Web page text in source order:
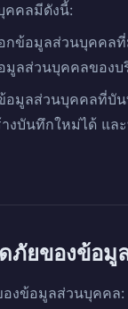
คคลมีดังนี้:
กข้อมูลส่วนบุคคล
มูลส่วนบุคคลของบ
มูลส่วนบุคคลที่บัน
งบันทึกใหม่ได้ แ
ภัยของข้อ
งข้อมูลส่วนบุคคล: